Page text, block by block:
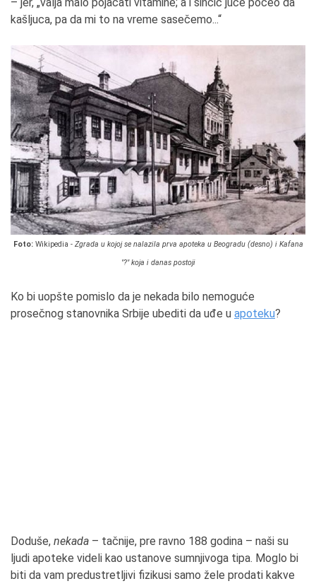
kašljuca, pa da mi to na vreme sasečemo...“
Foto:Wikipedia - Zgrada u kojoj se nalazila prva apoteka u Beogradu (desno) i Kafana
"?" koja i danas postoji
Ko bi uopšte pomislo da je nekada bilo nemoguće
prosečnog stanovnika Srbije ubediti da uđe u apoteku?
Doduše, nekada – tačnije, pre ravno 188 godina – naši su
ljudi apoteke videli kao ustanove sumnjivoga tipa. Moglo bi
biti da vam predustretljivi fizikusi samo žele prodati kakve